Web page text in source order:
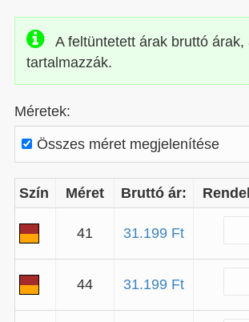
A feltüntetett árak bruttó árak,
tartalmazzák.
Méretek:
Összes méret megjelenítése
Szín Méret Bruttó ár:
41 31.199 Ft
44 31.199 Ft